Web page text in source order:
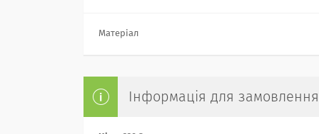
Матеріал
Інформація для замовлення